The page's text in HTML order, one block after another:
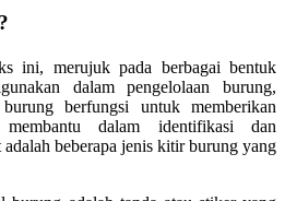
ini, merujuk pada berbagai bentuk
dalam pengelolaan burung,
berfungsi untuk memberikan
dalam identifikasi dan
beberapa jenis kitir burung yang